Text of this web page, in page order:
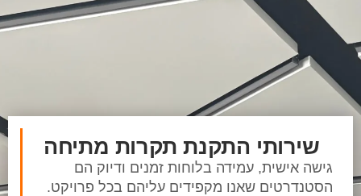
שירותי התקנת תקרות מתיחה
גישה אישית, עמידה בלוחות זמנים ודיוק הם
הסטנדרטים שאנו מקפידים עליהם בכל פרויקט.